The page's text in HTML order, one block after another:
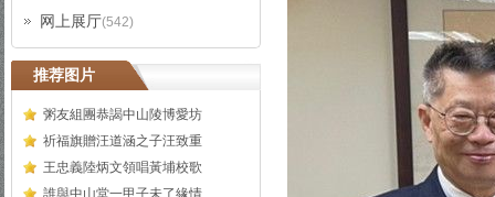
网上展厅(542)
推荐图片
粥友組團恭謁中山陵博愛坊
祈福旗贈汪道涵之子汪致重
王忠義陸炳文領唱黃埔校歌
誰與中山堂一甲子未了緣情